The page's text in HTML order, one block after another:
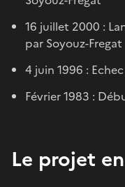
16 juillet 2000 :
par Soyouz-Fregat
4 juin 1996 :
Février 1983 :
Le projet